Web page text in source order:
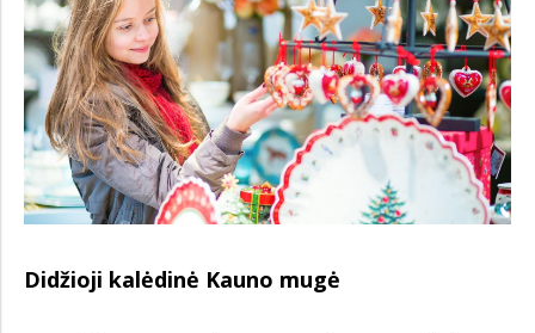
Didžioji kalėdinė Kauno mugė